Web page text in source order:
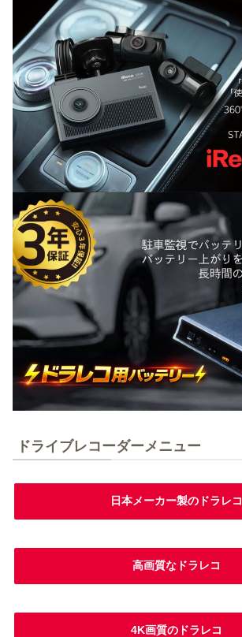
ドライブレコーダーメニュー
日本メーカー製のドラレコ
高画質なドラレコ
4K画質のドラレコ